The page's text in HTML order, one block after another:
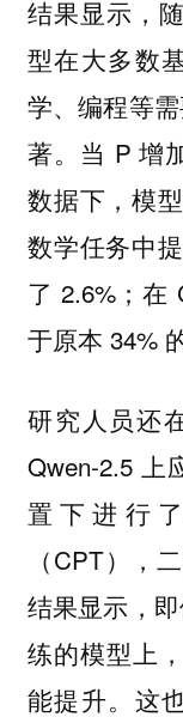
结果显示，
型在大多数
学、编程等
著。当 P 增
数据下，模
数学任务中
了 2.6%；在
于原本 34%
研究人员还
Qwen-2.5 上
置下进行
（CPT），
结果显示，
练的模型上
能提升。这